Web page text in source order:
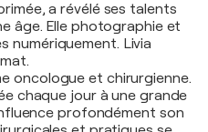
a révélé ses talents
âge. Elle photographie et
numériquement. Livia
oncologue et chirurgienne.
chaque jour à une grande
profondément son